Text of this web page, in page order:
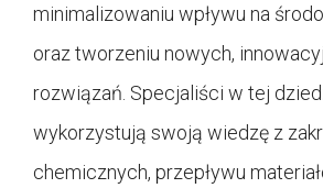
minimalizowaniu wpływu na
oraz tworzeniu nowych,
rozwiązań. Specjaliści w tej
wykorzystują swoją wiedzę z
chemicznych, przepływu